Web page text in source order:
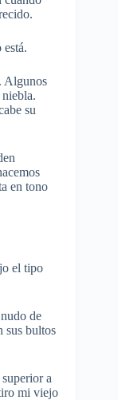
Algunos
niebla.
su
en tono
el tipo
de
sus bultos
a
mi viejo